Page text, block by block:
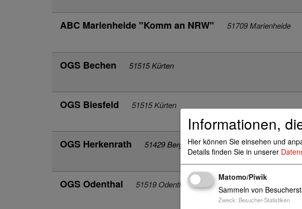
ABC Marienheide "Komm an NRW" 51709 Marienheide
OGS Bechen 51515 Kürten
OGS Biesfeld 51515 Kürten
OGS Herkenrath 51429 Bergisch Gladbach
OGS Odenthal 51519 Odenthal
Informationen,
Hier können Sie einsehen und
Details finden Sie in unserer
Matomo/Piwik
Sammeln von
Zweck: Besucher-Statistiken